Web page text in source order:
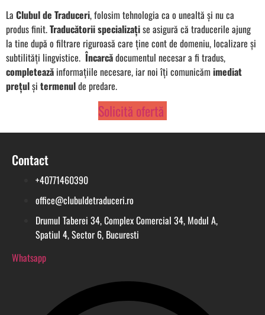
La Clubul de Traduceri, folosim tehnologia ca o unealtă şi nu ca
produs finit.Traducătorii specializaţise asigură că traducerile ajung
la tine după o filtrare riguroasă care ţine cont de domeniu, localizare şi
subtilităţi lingvistice. Încarcădocumentul necesar a fi tradus,
completează informaţiile necesare, iar noi îţi comunicăm imediat
preţulşi termenulde predare.
Solicită ofertă
Contact
+40771460390
office@clubuldetraduceri.ro
Drumul Taberei 34, Complex Comercial 34, Modul A,
Spatiul 4, Sector 6, Bucuresti
Whatsapp